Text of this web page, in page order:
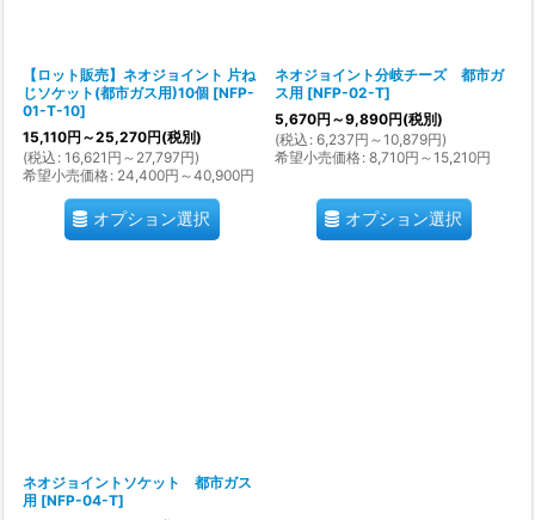
【ロット販売】ネオジョイント 片ね
じソケット(都市ガス用)10個 [NFP-
01-T-10]
15,110円 ～25,270円(税別)
(税込 : 16,621 円 ～27,797円)
希望小売価格: 24,400円 ～40,900円
オプション選択
ネオジョイント分岐チーズ 都市ガ
ス用 [NFP-02-T]
5,670円 ～9,890円(税別)
(税込 : 6,237円 ～10,879円)
希望小売価格: 8,710円 ～15,210円
オプション選択
ネオジョイントソケット 都市ガス
用 [NFP-04-T]